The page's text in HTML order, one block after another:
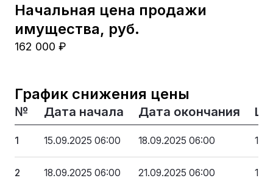
Начальная цена продажи
имущества, руб.
162 000 ₽
График снижения цены
№ Дата начала Дата окончания
1 15.09.2025 06:00 18.09.2025 06:00
2 18.09.2025 06:00 21.09.2025 06:00